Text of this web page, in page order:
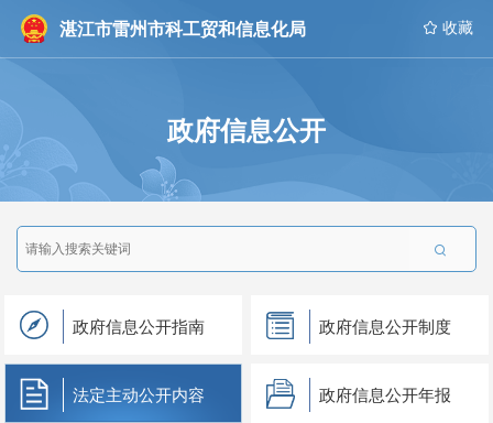
湛江市雷州市科工贸和信息化局  收藏
政府信息公开

政府信息公开指南 政府信息公开制度
法定主动公开内容 政府信息公开年报